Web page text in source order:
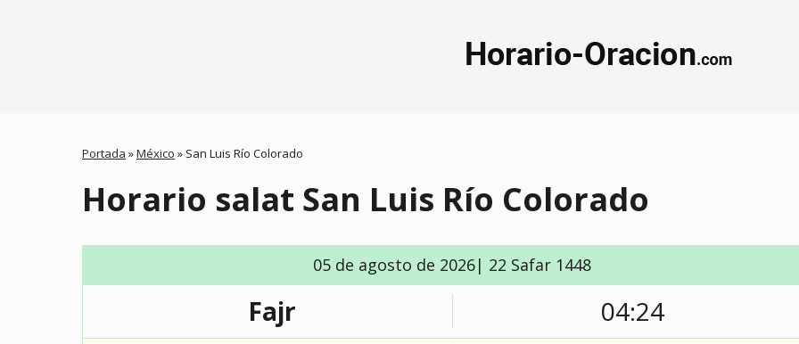
Portada »México » San Luis Río Colorado
Horario salat San Luis Río Colorado
05 de agosto de 2026| 22 Safar 1448
Fajr
04:24